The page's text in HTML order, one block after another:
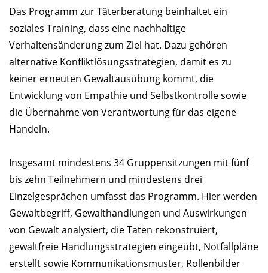
Das Programm zur Täterberatung beinhaltet ein
soziales Training, dass eine nachhaltige
Verhaltensänderung zum Ziel hat. Dazu gehören
alternative Konfliktlösungsstrategien, damit es zu
keiner erneuten Gewaltausübung kommt, die
Entwicklung von Empathie und Selbstkontrolle sowie
die Übernahme von Verantwortung für das eigene
Handeln.
Insgesamt mindestens 34 Gruppensitzungen mit fünf
bis zehn Teilnehmern und mindestens drei
Einzelgesprächen umfasst das Programm. Hier werden
Gewaltbegriff, Gewalthandlungen und Auswirkungen
von Gewalt analysiert, die Taten rekonstruiert,
gewaltfreie Handlungsstrategien eingeübt, Notfallpläne
erstellt sowie Kommunikationsmuster, Rollenbilder